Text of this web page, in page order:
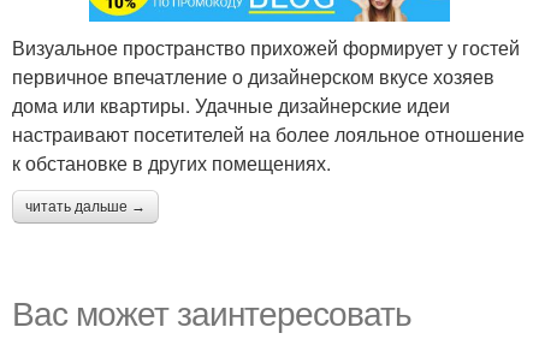
Визуальное пространство прихожей формирует у гостей
первичное впечатление о дизайнерском вкусе хозяев
дома или квартиры. Удачные дизайнерские идеи
настраивают посетителей на более лояльное отношение
к обстановке в других помещениях.
читать дальше →
Вас может заинтересовать